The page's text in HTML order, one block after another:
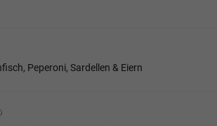
Peperoni, Sardellen & Eiern